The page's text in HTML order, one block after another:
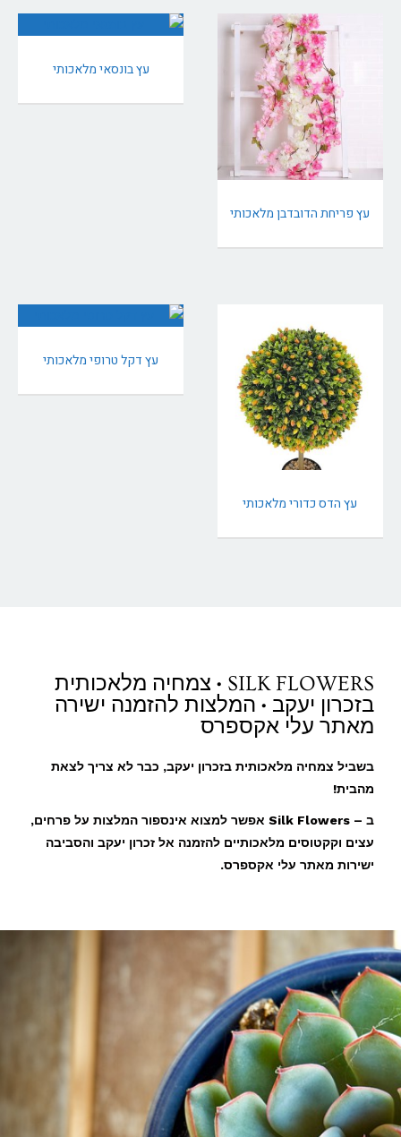
עץ פריחת הדובדבן מלאכותי
עץ בונסאי מלאכותי
עץ הדס כדורי מלאכותי
עץ דקל טרופי מלאכותי
SILK FLOWERS • צמחיה מלאכותית
בזכרון יעקב • המלצות להזמנה ישירה
מאתר עלי אקספרס
בשביל צמחיה מלאכותית בזכרון יעקב, כבר לא צריך לצאת
מהבית!
ב – Silk Flowers אפשר למצוא אינספור המלצות על פרחים,
עצים וקקטוסים מלאכותיים להזמנה אל זכרון יעקב והסביבה
ישירות מאתר עלי אקספרס.